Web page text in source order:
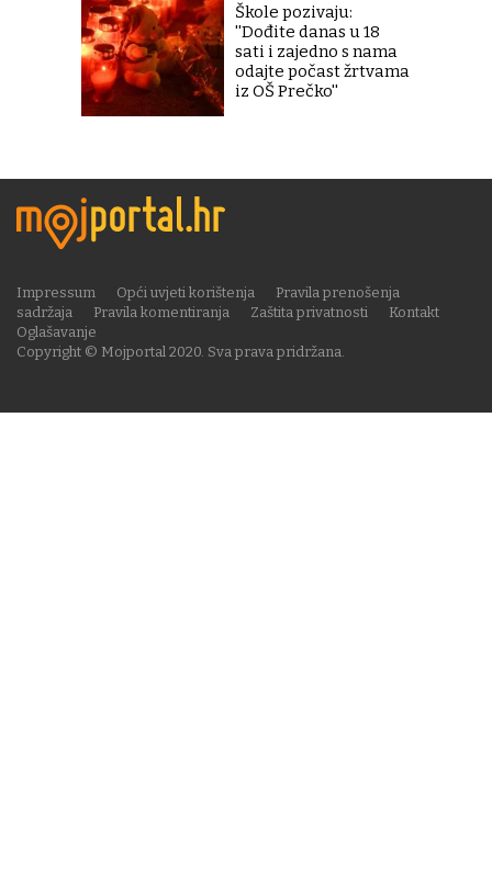
Škole pozivaju:
''Dođite danas u 18
sati i zajedno s nama
odajte počast žrtvama
iz OŠ Prečko''
Copyright © Mojportal 2020. Sva prava pridržana.
Impressum Opći uvjeti korištenja
Pravila prenošenja
sadržaja
Pravila komentiranja Zaštita privatnosti
Kontakt
Oglašavanje